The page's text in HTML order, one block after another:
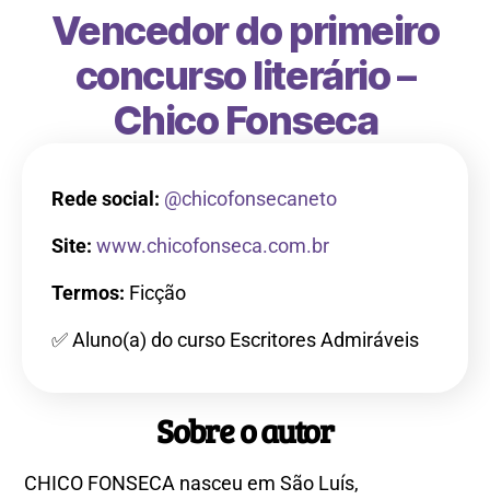
Vencedor do primeiro
concurso literário –
Chico Fonseca
Rede social: @chicofonsecaneto
Site: www.chicofonseca.com.br
Termos: Ficção
✅ Aluno(a) do curso Escritores Admiráveis
Sobre o autor
CHICO FONSECA nasceu em São Luís,